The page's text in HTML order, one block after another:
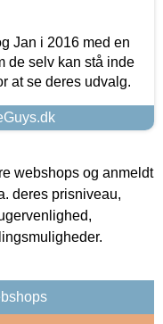
Jan i 2016 med en
de selv kan stå inde
at se deres udvalg.
webshops og anmeldt
deres prisniveau,